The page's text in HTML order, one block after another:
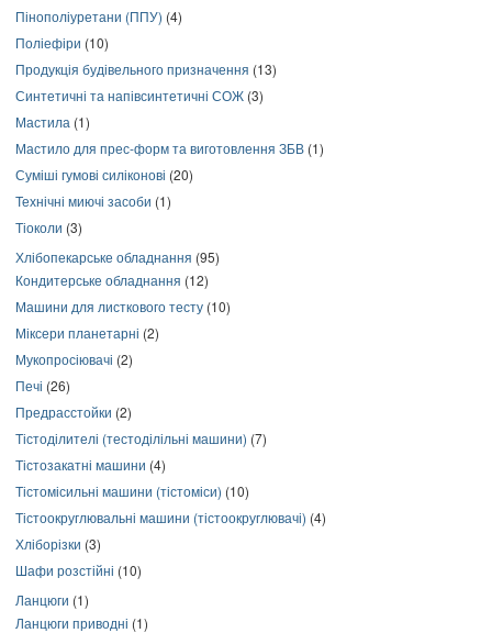
Пінополіуретани (ППУ) (4)
Поліефіри (10)
Продукція будівельного призначення (13)
Синтетичні та напівсинтетичні СОЖ (3)
Мастила (1)
Мастило для прес-форм та виготовлення ЗБВ (1)
Суміші гумові силіконові (20)
Технічні миючі засоби (1)
Тіоколи (3)
Хлібопекарське обладнання (95)
Кондитерське обладнання (12)
Машини для листкового тесту (10)
Міксери планетарні (2)
Мукопросіювачі (2)
Печі (26)
Предрасстойки (2)
Тістоділителі (тестоділільні машини) (7)
Тістозакатні машини (4)
Тістомісильні машини (тістоміси) (10)
Тістоокруглювальні машини (тістоокруглювачі) (4)
Хліборізки (3)
Шафи розстійні (10)
Ланцюги (1)
Ланцюги приводні (1)